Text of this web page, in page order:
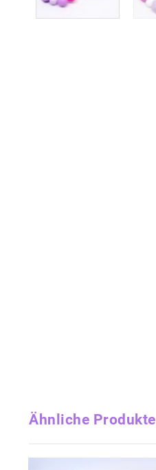
Ähnliche Produkte